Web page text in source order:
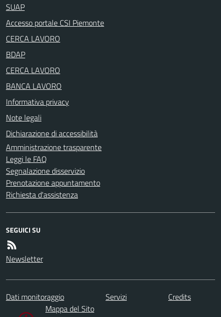
SUAP
Accesso portale CSI Piemonte
CERCA LAVORO
BDAP
CERCA LAVORO
BANCA LAVORO
Informativa privacy
Note legali
Dichiarazione di accessibilità
Amministrazione trasparente
Leggi le FAQ
Segnalazione disservizio
Prenotazione appuntamento
Richiesta d'assistenza
SEGUICI SU
Newsletter
Dati monitoraggio Servizi
Credits
Mappa del Sito